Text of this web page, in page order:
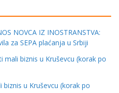
NOVCA IZ INOSTRANSTVA:
za SEPA plaćanja u Srbiji
mali biznis u Kruševcu (korak po
biznis u Kruševcu (korak po